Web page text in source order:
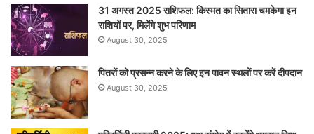
31 अगस्त 2025 राशिफल: किस्मत का सितारा चमकेगा इन
राशियों पर, मिलेंगे शुभ परिणाम
August 30, 2025
पितरों को प्रसन्न करने के लिए इन पावन स्थलों पर करें दीपदान
August 30, 2025